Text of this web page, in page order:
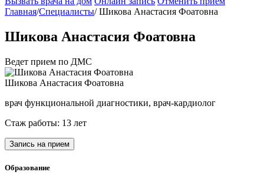
Главная/Специалисты/ Шикова Анастасия Фоатовна
Шикова Анастасия Фоатовна
Ведет прием по ДМС
Шикова Анастасия Фоатовна
врач функциональной диагностики, врач-кардиолог
Стаж работы: 13 лет
Запись на прием
Образование